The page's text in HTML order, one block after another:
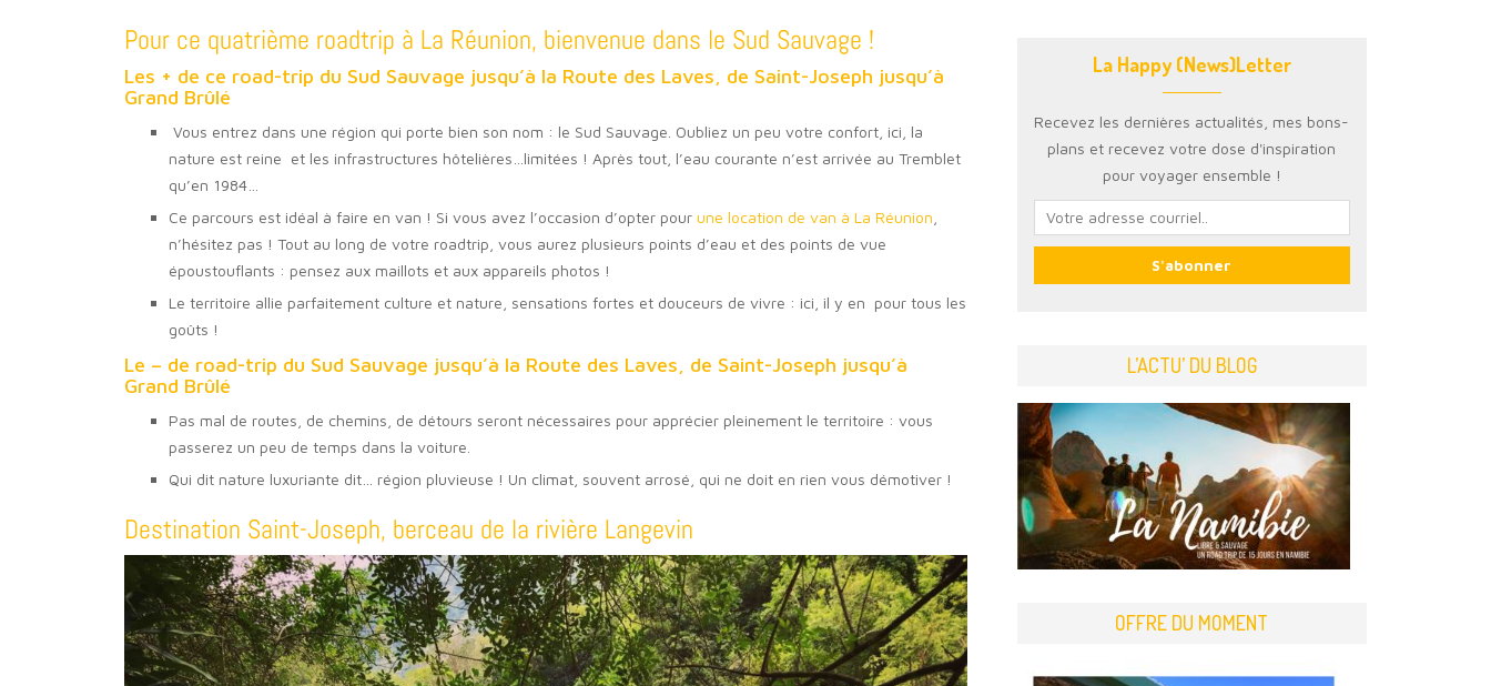
Pour ce quatrième roadtrip à La Réunion, bienvenue dans le Sud Sauvage !
Les + de ce road-trip du Sud Sauvage jusqu’à la Route des Laves, de Saint-Joseph jusqu’à
Grand Brûlé
Vous entrez dans une région qui porte bien son nom : le Sud Sauvage. Oubliez un peu votre confort, ici, la
nature est reine et les infrastructures hôtelières…limitées ! Après tout, l’eau courante n’est arrivée au Tremblet
qu’en 1984…
Ce parcours est idéal à faire en van ! Si vous avez l’occasion d’opter pour une location de van à La Réunion
n’hésitez pas ! Tout au long de votre roadtrip, vous aurez plusieurs points d’eau et des points de vue
époustouflants : pensez aux maillots et aux appareils photos !
Le territoire allie parfaitement culture et nature, sensations fortes et douceurs de vivre : ici, il y en pour tous les
goûts !
Le – de road-trip du Sud Sauvage jusqu’à la Route des Laves, de Saint-Joseph jusqu’à
Grand Brûlé
Pas mal de routes, de chemins, de détours seront nécessaires pour apprécier pleinement le territoire : vous
passerez un peu de temps dans la voiture.
Qui dit nature luxuriante dit… région pluvieuse ! Un climat, souvent arrosé, qui ne doit en rien vous démotiver !
Destination Saint-Joseph, berceau de la rivière Langevin
La Happy (News)Letter
Recevez les dernières actualités, mes bons-
plans et recevez votre dose d'inspiration
pour voyager ensemble !
L’ACTU’ DU BLOG
OFFRE DU MOMENT